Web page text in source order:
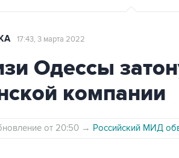
17:43, 3 марта 2022
Одессы
компании
от 20:50 → Российский МИД